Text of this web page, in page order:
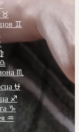
♊️
♏️
⛎
♐️
♑️
♒️